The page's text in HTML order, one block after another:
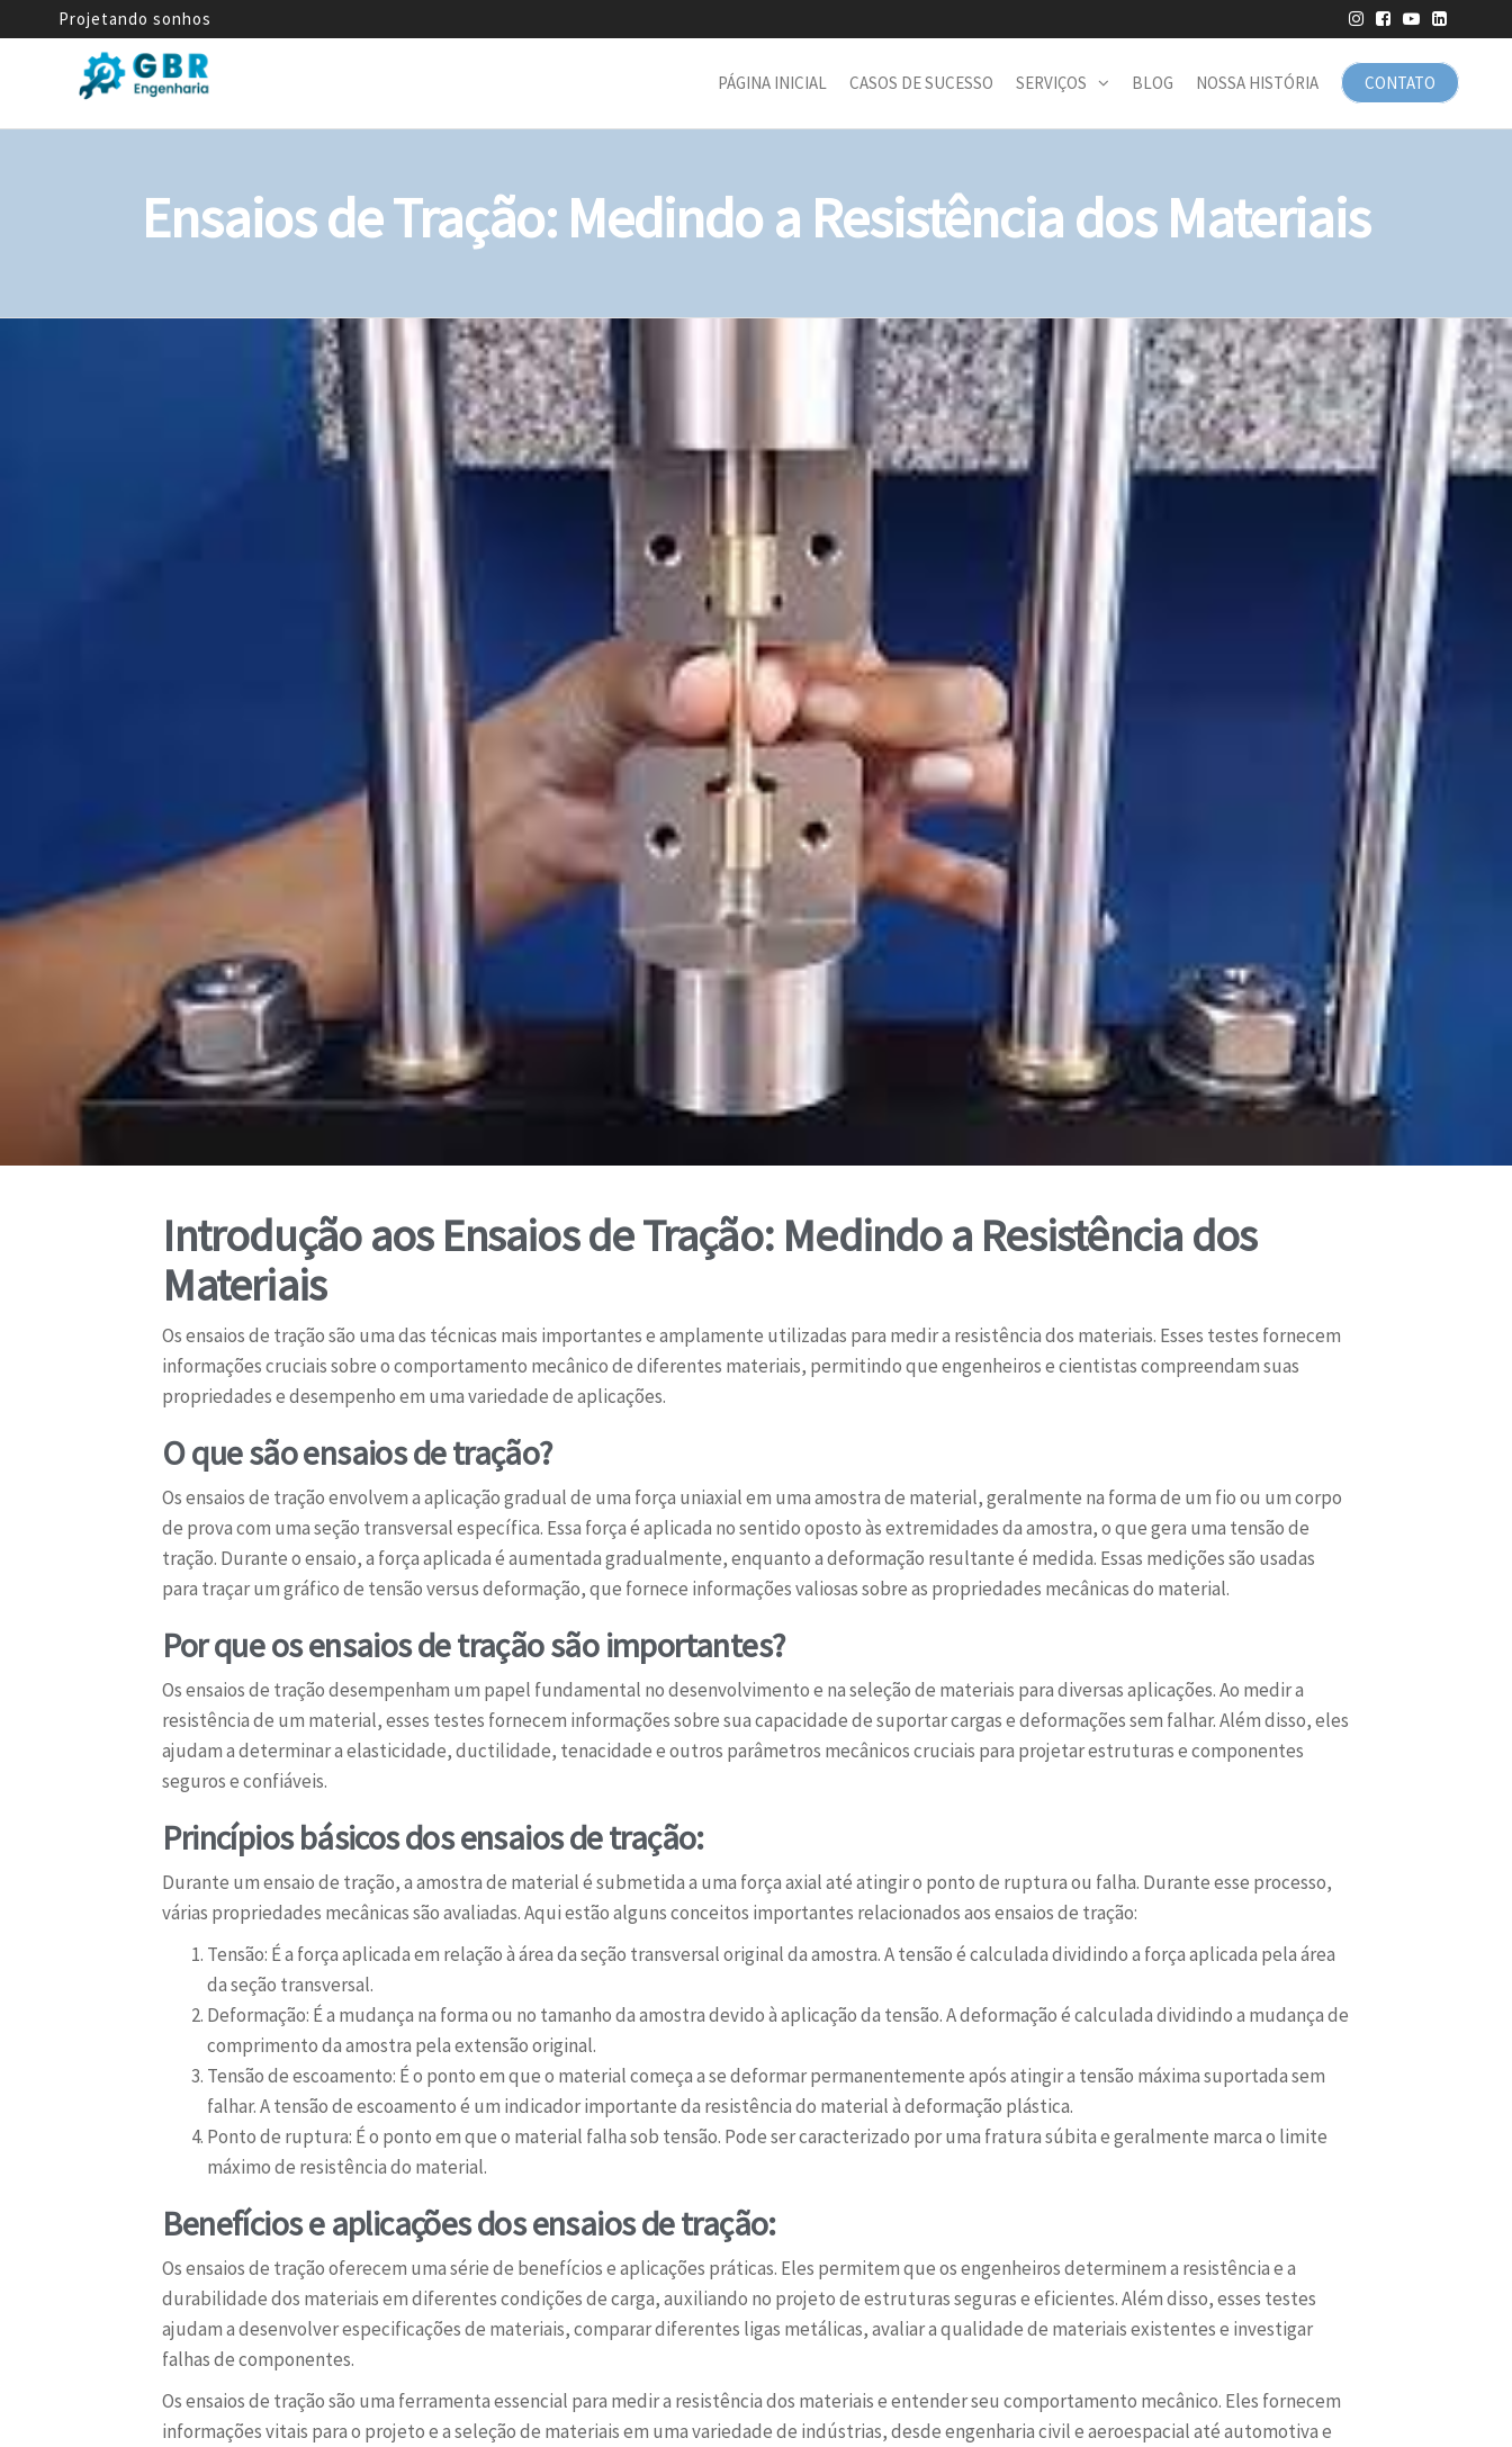
Projetando sonhos
Engenharia
CONTATO
PÁGINA INICIAL CASOS DE SUCESSO SERVIÇOS BLOG NOSSA HISTÓRIA
Ensaios de Tração: Medindo a Resistência dos Materiais
Introdução aos Ensaios de Tração: Medindo a Resistência dos
Materiais
Os ensaios de tração são uma das técnicas mais importantes e amplamente utilizadas para medir a resistência dos materiais. Esses testes fornecem
informações cruciais sobre o comportamento mecânico de diferentes materiais, permitindo que engenheiros e cientistas compreendam suas
propriedades e desempenho em uma variedade de aplicações.
O que são ensaios de tração?
Os ensaios de tração envolvem a aplicação gradual de uma força uniaxial em uma amostra de material, geralmente na forma de um fio ou um corpo
de prova com uma seção transversal específica. Essa força é aplicada no sentido oposto às extremidades da amostra, o que gera uma tensão de
tração. Durante o ensaio, a força aplicada é aumentada gradualmente, enquanto a deformação resultante é medida. Essas medições são usadas
para traçar um gráfico de tensão versus deformação, que fornece informações valiosas sobre as propriedades mecânicas do material.
Por que os ensaios de tração são importantes?
Os ensaios de tração desempenham um papel fundamental no desenvolvimento e na seleção de materiais para diversas aplicações. Ao medir a
resistência de um material, esses testes fornecem informações sobre sua capacidade de suportar cargas e deformações sem falhar. Além disso, eles
ajudam a determinar a elasticidade, ductilidade, tenacidade e outros parâmetros mecânicos cruciais para projetar estruturas e componentes
seguros e confiáveis.
Princípios básicos dos ensaios de tração:
Durante um ensaio de tração, a amostra de material é submetida a uma força axial até atingir o ponto de ruptura ou falha. Durante esse processo,
várias propriedades mecânicas são avaliadas. Aqui estão alguns conceitos importantes relacionados aos ensaios de tração:
Tensão: É a força aplicada em relação à área da seção transversal original da amostra. A tensão é calculada dividindo a força aplicada pela área
da seção transversal.
Deformação: É a mudança na forma ou no tamanho da amostra devido à aplicação da tensão. A deformação é calculada dividindo a mudança de
comprimento da amostra pela extensão original.
Tensão de escoamento: É o ponto em que o material começa a se deformar permanentemente após atingir a tensão máxima suportada sem
falhar. A tensão de escoamento é um indicador importante da resistência do material à deformação plástica.
Ponto de ruptura: É o ponto em que o material falha sob tensão. Pode ser caracterizado por uma fratura súbita e geralmente marca o limite
máximo de resistência do material.
Benefícios e aplicações dos ensaios de tração:
Os ensaios de tração oferecem uma série de benefícios e aplicações práticas. Eles permitem que os engenheiros determinem a resistência e a
durabilidade dos materiais em diferentes condições de carga, auxiliando no projeto de estruturas seguras e eficientes. Além disso, esses testes
ajudam a desenvolver especificações de materiais, comparar diferentes ligas metálicas, avaliar a qualidade de materiais existentes e investigar
falhas de componentes.
Os ensaios de tração são uma ferramenta essencial para medir a resistência dos materiais e entender seu comportamento mecânico. Eles fornecem
informações vitais para o projeto e a seleção de materiais em uma variedade de indústrias, desde engenharia civil e aeroespacial até automotiva e